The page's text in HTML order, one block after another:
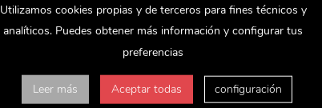
Utilizamos cookies propias y de terceros para fines técnicos y
analíticos. Puedes obtener más información y configurar tus
preferencias
Leer más Aceptar todas configuración